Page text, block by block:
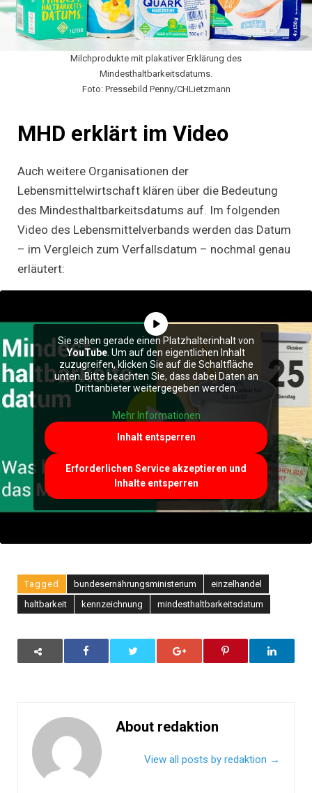
Milchprodukte mit plakativer Erklärung des
Mindesthaltbarkeitsdatums.
Foto: Pressebild Penny/CHLietzmann
MHD erklärt im Video
Auch weitere Organisationen der
Lebensmittelwirtschaft klären über die Bedeutung
des Mindesthaltbarkeitsdatums auf. Im folgenden
Video des Lebensmittelverbands werden das Datum
– im Vergleich zum Verfallsdatum – nochmal genau
erläutert:
Sie sehen gerade einen Platzhalterinhalt von
YouTube . Um auf den eigentlichen Inhalt
zuzugreifen, klicken Sie auf die Schaltfläche
unten. Bitte beachten Sie, dass dabei Daten an
Drittanbieter weitergegeben werden.
Mehr Informationen
Inhalt entsperren
Erforderlichen Service akzeptieren und
Inhalte entsperren
Tagged bundesernährungsministerium
einzelhandel
haltbarkeit
kennzeichnung mindesthaltbarkeitsdatum
About redaktion
View all posts by redaktion →